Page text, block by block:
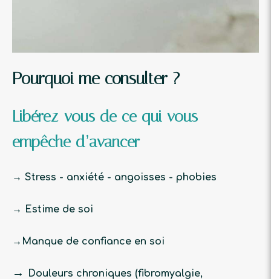
Pourquoi me consulter ?
Libérez-vous de ce qui vous
empêche d’avancer
→ Stress - anxiété - angoisses - phobies
→ Estime de soi
→Manque de confiance en soi
→
Douleurs chroniques (fibromyalgie,